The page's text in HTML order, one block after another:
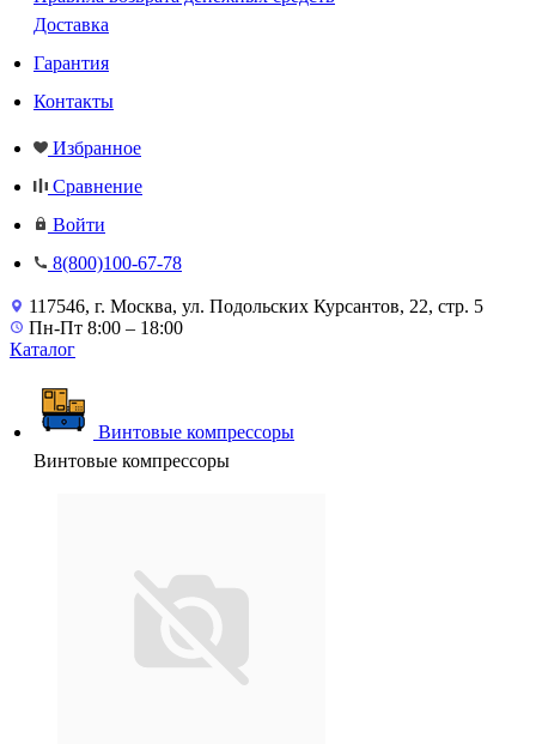
Доставка
Гарантия
Контакты
Избранное
Сравнение
Войти
8(800)100-67-78
117546, г. Москва, ул. Подольских Курсантов, 22, стр. 5
Пн-Пт 8:00 – 18:00
Каталог
Винтовые компрессоры
Винтовые компрессоры